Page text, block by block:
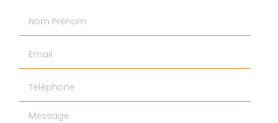
Message